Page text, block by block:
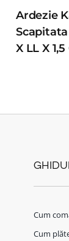
Ardezie
X LL X
Cum
Cum